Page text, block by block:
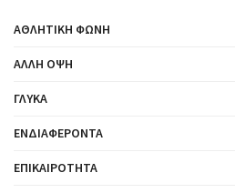
ΑΘΛΗΤΙΚΉ ΦΩΝΉ
ΆΛΛΗ ΌΨΗ
ΓΛΥΚΆ
ΕΝΔΙΑΦΈΡΟΝΤΑ
ΕΠΙΚΑΙΡΌΤΗΤΑ